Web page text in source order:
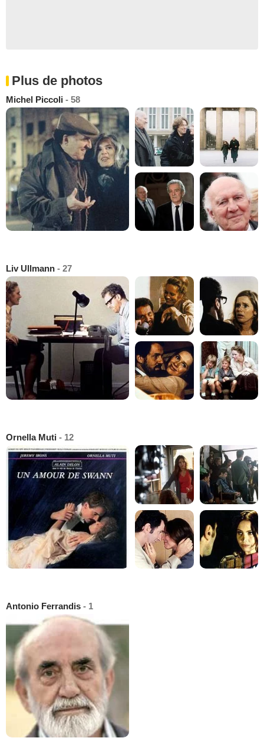
Plus de photos
Michel Piccoli - 58
Liv Ullmann - 27
Ornella Muti - 12
Antonio Ferrandis - 1